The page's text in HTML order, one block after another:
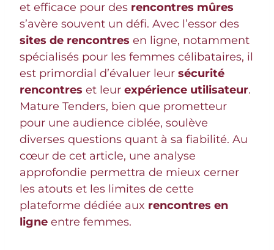
et efficace pour des rencontres mûres
s’avère souvent un défi. Avec l’essor des
sites de rencontres en ligne, notamment
spécialisés pour les femmes célibataires, il
est primordial d’évaluer leur sécurité
rencontres et leur expérience utilisateur.
Mature Tenders, bien que prometteur
pour une audience ciblée, soulève
diverses questions quant à sa fiabilité. Au
cœur de cet article, une analyse
approfondie permettra de mieux cerner
les atouts et les limites de cette
plateforme dédiée aux rencontres en
ligne entre femmes.